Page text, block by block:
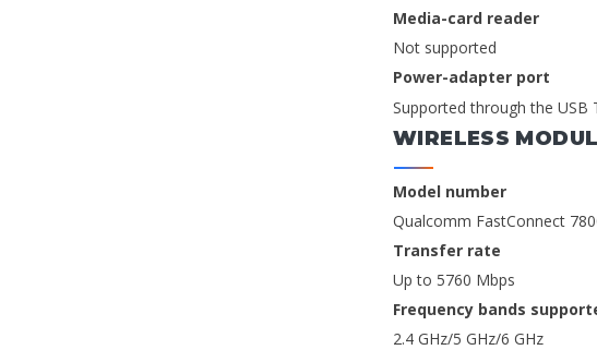
Media-card reader
Not supported
Power-adapter port
Supported through the USB
WIRELESS
Model number
Qualcomm FastConnect
Transfer rate
Up to 5760 Mbps
Frequency bands
2.4 GHz/5 GHz/6 GHz